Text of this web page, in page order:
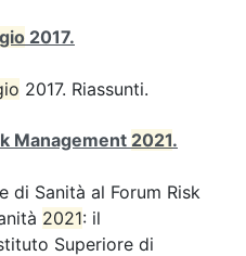
2017.
2017. Riassunti.
Management 2021.
di Sanità al Forum Risk
2021: il
Superiore di